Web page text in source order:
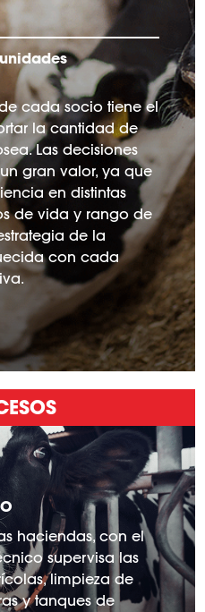
cada socio tiene el
la cantidad de
Las decisiones
gran valor, ya que
en distintas
de vida y rango de
de la
con cada
haciendas, con el
supervisa las
limpieza de
y tanques de